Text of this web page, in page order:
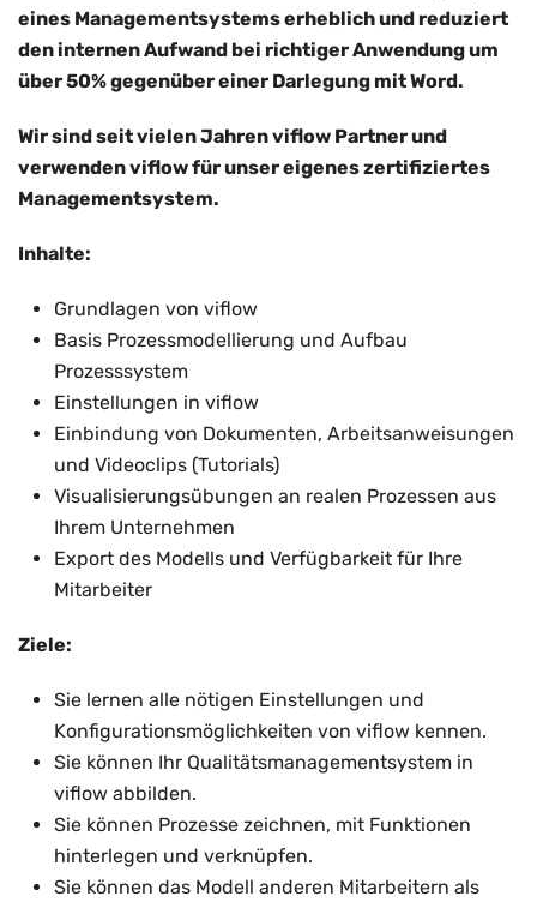
eines Managementsystems erheblich und reduziert
den internen Aufwand bei richtiger Anwendung um
über 50% gegenüber einer Darlegung mit Word.
Wir sind seit vielen Jahren viflow Partner und
verwenden viflow für unser eigenes zertifiziertes
Managementsystem.
Inhalte:
Grundlagen von viflow
Basis Prozessmodellierung und Aufbau
Prozesssystem
Einstellungen in viflow
Einbindung von Dokumenten, Arbeitsanweisungen
und Videoclips (Tutorials)
Visualisierungsübungen an realen Prozessen aus
Ihrem Unternehmen
Export des Modells und Verfügbarkeit für Ihre
Mitarbeiter
Ziele:
Sie lernen alle nötigen Einstellungen und
Konfigurationsmöglichkeiten von viflow kennen.
Sie können Ihr Qualitätsmanagementsystem in
viflow abbilden.
Sie können Prozesse zeichnen, mit Funktionen
hinterlegen und verknüpfen.
Sie können das Modell anderen Mitarbeitern als